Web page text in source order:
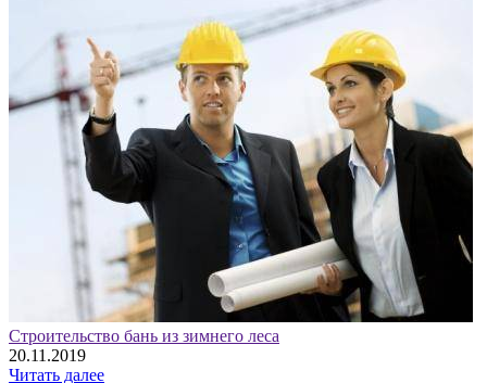
Строительство бань из зимнего леса
20.11.2019
Читать далее